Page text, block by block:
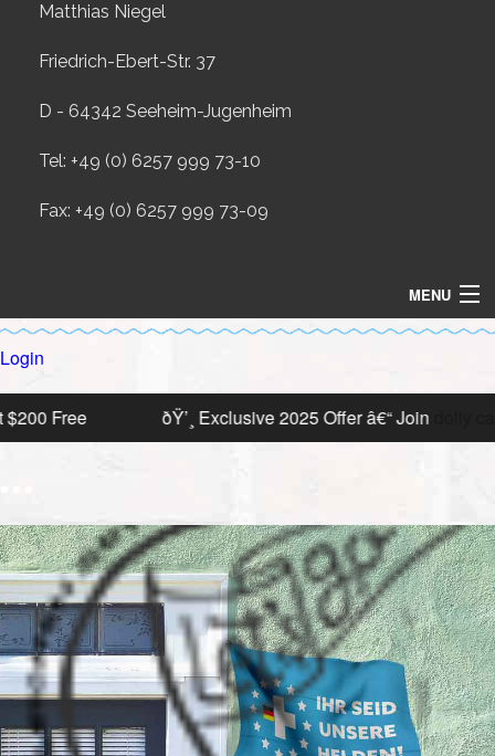
Matthias Niegel
Friedrich-Ebert-Str. 37
D - 64342 Seeheim-Jugenheim
Tel: +49 (0) 6257 999 73-10
Fax: +49 (0) 6257 999 73-09
MENU
SHOP
Login
casinoand Start with a $200 Bonus â± How to